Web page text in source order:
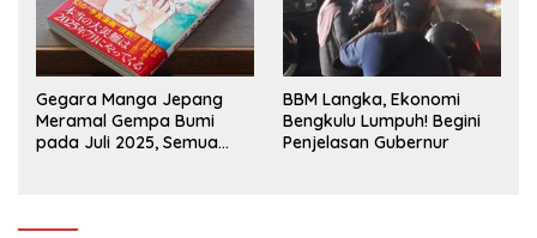
Gegara Manga Jepang
Meramal Gempa Bumi
pada Juli 2025, Semua
BBM Langka, Ekonomi
Bengkulu Lumpuh! Begini
Penjelasan Gubernur